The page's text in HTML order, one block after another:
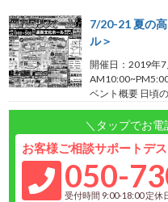
7/20-21 夏の
ル＞
開催日：2019年7
ベント概要 日頃
＼タップでお
お客様ご相談サポートデ
050-
受付時間 9:00-18:00 定休